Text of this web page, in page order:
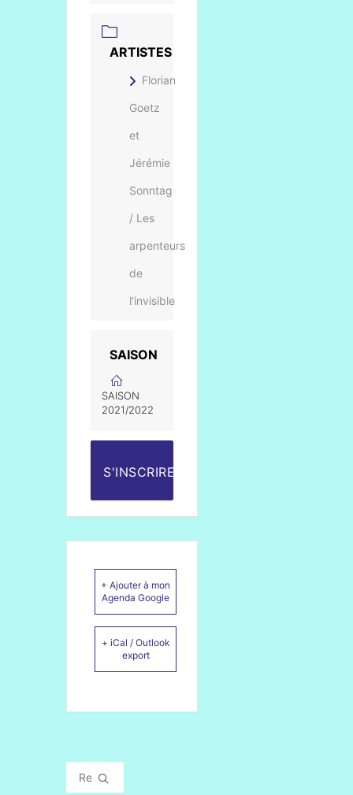
ARTISTES
Florian
Goetz
et
Jérémie
Sonntag
/ Les
arpenteurs
de
l'invisible
SAISON
SAISON
2021/2022
S'INSCRIRE
+ Ajouter à mon
Agenda Google
+ iCal / Outlook
export